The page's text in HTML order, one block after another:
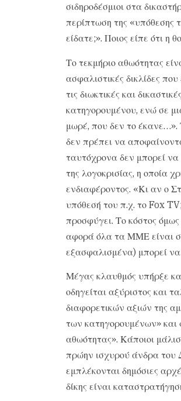
σιδηροδέσμιοι στα
περίπτωση της «υπόθεσης
είδατε;». Ποιος είπε ότι
Το τεκμήριο αθωότητας
ασφαλιστικές δικλίδες
τις διωκτικές και
κατηγορουμένου, ενώ σε
μωρέ, που δεν το έκανε…».
δεν πρέπει να
ταυτόχρονα δεν μπορεί να
της λογοκρισίας, η οποία
ενδιαφέροντος. «Κι αν ο
υπόθεσή του π.χ. το Fox
προσφύγει. Το κόστος
αφορά όλα τα ΜΜΕ είναι
εξασφαλισμένα) μπορεί
Μέγας κλαυθμός υπήρξε
οδηγείται αξύριστος και
διαφορετικών αξιών της
των κατηγορουμένων» και
αθωότητας». Κάποιοι
πρώην ισχυρού άνδρα του
εμπλέκονται δημόσιες
δίκης είναι